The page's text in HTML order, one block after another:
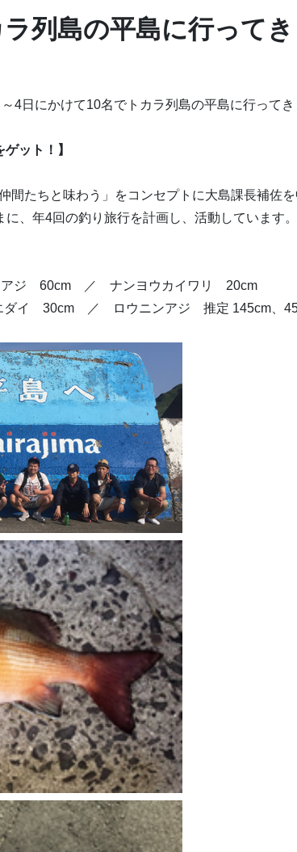
列島の平島に行ってき
4日にかけて10名でトカラ列島の平島に行ってき
ット！】
間たちと味わう」をコンセプトに大島課長補佐
、年4回の釣り旅行を計画し、活動しています。
ジ 60cm ／ ナンヨウカイワリ 20cm
イ 30cm ／ ロウニンアジ 推定 145cm、